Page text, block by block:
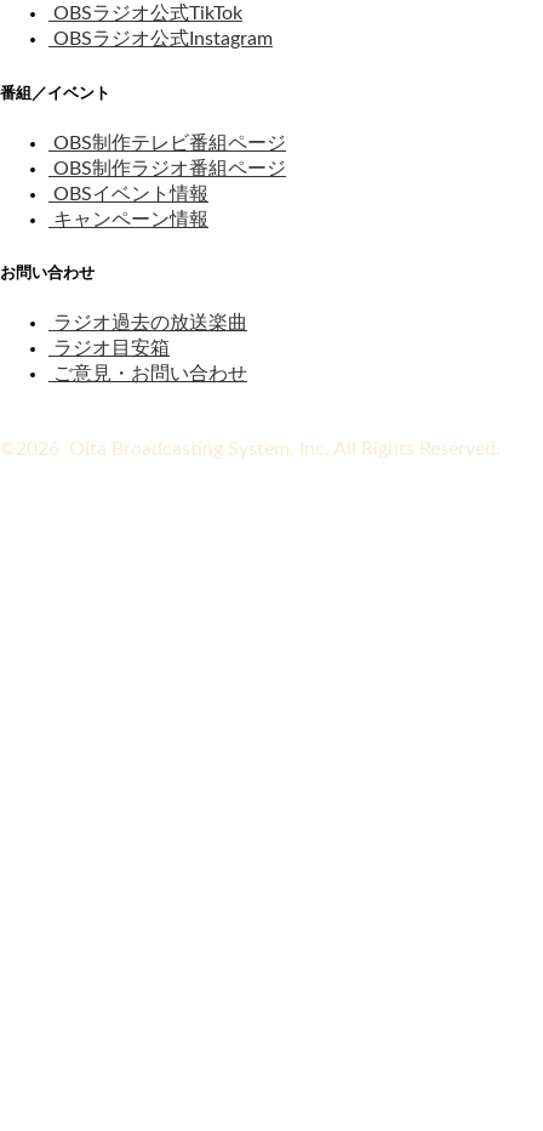
OBSラジオ公式TikTok
OBSラジオ公式Instagram
番組／イベント
OBS制作テレビ番組ページ
OBS制作ラジオ番組ページ
OBSイベント情報
キャンペーン情報
お問い合わせ
ラジオ過去の放送楽曲
ラジオ目安箱
ご意見・お問い合わせ
©2026 Oita Broadcasting System, Inc. All Rights Reserved.